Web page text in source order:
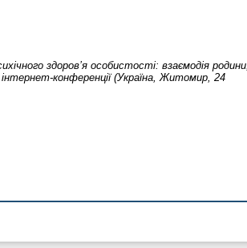
здоров’я особистості: взаємодія родини,
конференції (Україна, Житомир, 24